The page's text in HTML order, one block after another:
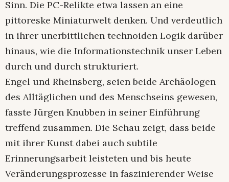
Sinn. Die PC-Relikte etwa lassen an eine
pittoreske Miniaturwelt denken. Und verdeutlich
in ihrer unerbittlichen technoiden Logik darüber
hinaus, wie die Informationstechnik unser Leben
durch und durch strukturiert.
Engel und Rheinsberg, seien beide Archäologen
des Alltäglichen und des Menschseins gewesen,
fasste Jürgen Knubben in seiner Einführung
treffend zusammen. Die Schau zeigt, dass beide
mit ihrer Kunst dabei auch subtile
Erinnerungsarbeit leisteten und bis heute
Veränderungsprozesse in faszinierender Weise